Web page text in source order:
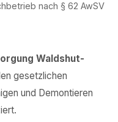
nach § 62 AwSV
Waldshut-
gesetzlichen
und Demontieren